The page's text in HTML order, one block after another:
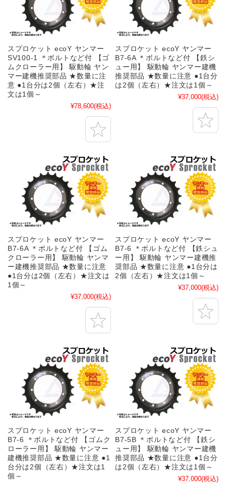
スプロケット ecoY ヤンマー
SV100-1 ＊ボルトなど付 【ゴ
ムクローラー用】 駆動輪 ヤン
マー建機推奨部品 ★数量に注
意 ●1台分は2個（左右）★注
文は1個～
¥78,600(税込)
スプロケット ecoY ヤンマー
B7-6A ＊ボルトなど付 【鉄シ
ュー用】 駆動輪 ヤンマー建機
推奨部品 ★数量に注意 ●1台分
は2個（左右）★注文は1個～
¥37,000(税込)
スプロケット ecoY ヤンマー
B7-6A ＊ボルトなど付 【ゴム
クローラー用】 駆動輪 ヤンマ
ー建機推奨部品 ★数量に注意
●1台分は2個（左右）★注文は
1個～
¥37,000(税込)
スプロケット ecoY ヤンマー
B7-6 ＊ボルトなど付 【鉄シュ
ー用】 駆動輪 ヤンマー建機推
奨部品 ★数量に注意 ●1台分は
2個（左右）★注文は1個～
¥37,000(税込)
スプロケット ecoY ヤンマー
B7-6 ＊ボルトなど付 【ゴムク
ローラー用】 駆動輪 ヤンマー
建機推奨部品 ★数量に注意 ●1
台分は2個（左右）★注文は1
個～
スプロケット ecoY ヤンマー
B7-5B ＊ボルトなど付 【鉄シ
ュー用】 駆動輪 ヤンマー建機
推奨部品 ★数量に注意 ●1台分
は2個（左右）★注文は1個～
¥37,000(税込)